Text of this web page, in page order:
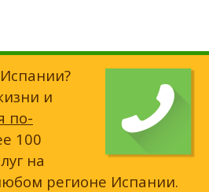
и
по-
100
на
регионе Испании.